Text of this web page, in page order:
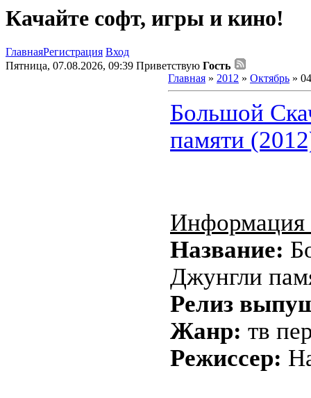
Качайте софт, игры и кино!
ГлавнаяРегистрация Вход
Пятница, 07.08.2026, 09:39 Приветствую Гость
Главная » 2012 » Октябрь » 04
Большой
памяти
Информация
Название:
Джунгли
Релиз
Жанр: тв
Режиссер: